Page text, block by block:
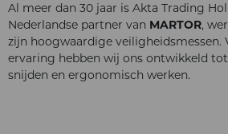
Al meer dan 30 jaar is Akta Trading
Nederlandse partner van MARTOR,
zijn hoogwaardige veiligheidsmessen.
ervaring hebben wij ons ontwikkeld
snijden en ergonomisch werken.